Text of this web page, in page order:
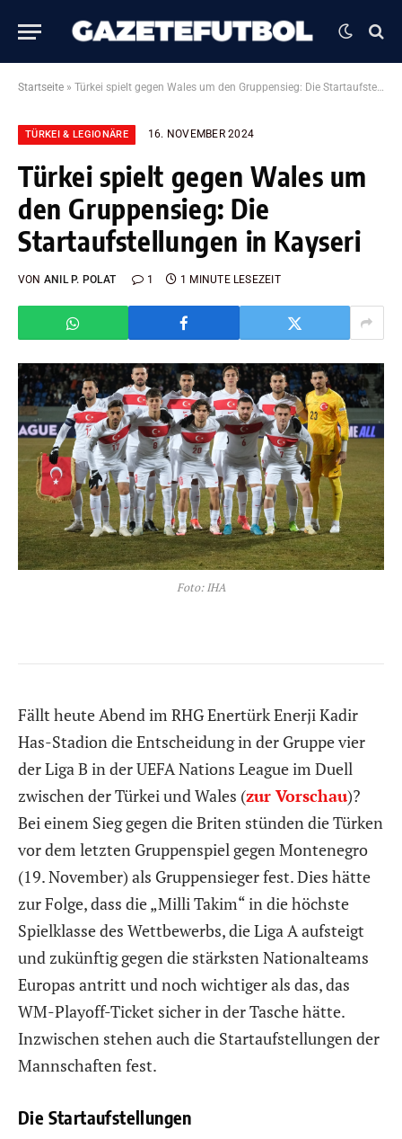
Startseite » Türkei spielt gegen Wales um den Gruppensieg: Die Startaufstellungen in Kayseri
TÜRKEI & LEGIONÄRE 16. NOVEMBER 2024
Türkei spielt gegen Wales um
den Gruppensieg: Die
Startaufstellungen in Kayseri
VON ANIL P. POLAT 1 1 MINUTE LESEZEIT
Foto: IHA
Fällt heute Abend im RHG Enertürk Enerji Kadir
Has-Stadion die Entscheidung in der Gruppe vier
der Liga B in der UEFA Nations League im Duell
zwischen der Türkei und Wales (zur Vorschau)?
Bei einem Sieg gegen die Briten stünden die Türken
vor dem letzten Gruppenspiel gegen Montenegro
(19. November) als Gruppensieger fest. Dies hätte
zur Folge, dass die „Milli Takim“ in die höchste
Spielklasse des Wettbewerbs, die Liga A aufsteigt
und zukünftig gegen die stärksten Nationalteams
Europas antritt und noch wichtiger als das, das
WM-Playoff-Ticket sicher in der Tasche hätte.
Inzwischen stehen auch die Startaufstellungen der
Mannschaften fest.
Die Startaufstellungen